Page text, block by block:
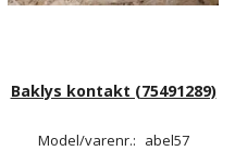
Baklys kontakt (75491289)
Model/varenr.: abel57